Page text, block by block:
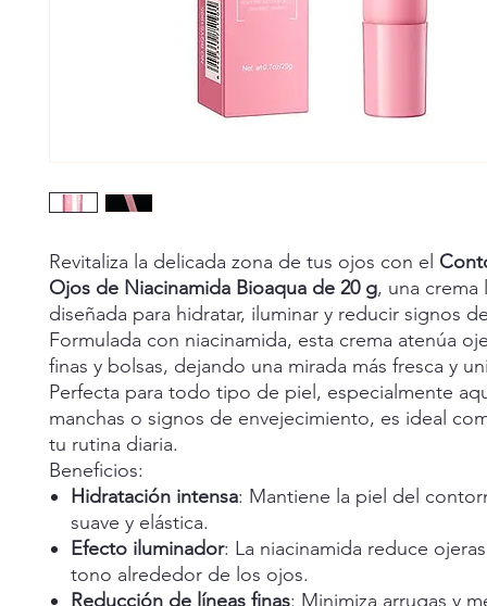
Revitaliza la delicada zona de tus ojos con el
Ojos de Niacinamida Bioaqua de 20 g, una crema
diseñada para hidratar, iluminar y reducir signos
Formulada con niacinamida, esta crema atenúa
finas y bolsas, dejando una mirada más fresca y
Perfecta para todo tipo de piel, especialmente
manchas o signos de envejecimiento, es ideal
tu rutina diaria.
Beneficios:
Hidratación intensa: Mantiene la piel del
suave y elástica.
Efecto iluminador: La niacinamida reduce
tono alrededor de los ojos.
Reducción de líneas finas: Minimiza arrugas y